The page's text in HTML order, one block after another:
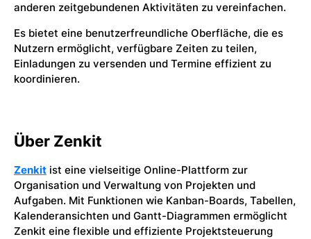
anderen zeitgebundenen Aktivitäten zu vereinfachen.
Es bietet eine benutzerfreundliche Oberfläche, die es
Nutzern ermöglicht, verfügbare Zeiten zu teilen,
Einladungen zu versenden und Termine effizient zu
koordinieren.
Über Zenkit
Zenkit ist eine vielseitige Online-Plattform zur
Organisation und Verwaltung von Projekten und
Aufgaben. Mit Funktionen wie Kanban-Boards, Tabellen,
Kalenderansichten und Gantt-Diagrammen ermöglicht
Zenkit eine flexible und effiziente Projektsteuerung